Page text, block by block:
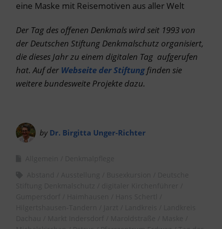
eine Maske mit Reisemotiven aus aller Welt
Der Tag des offenen Denkmals wird seit 1993 von
der Deutschen Stiftung Denkmalschutz organisiert,
die dieses Jahr zu einem digitalen Tag aufgerufen
hat. Auf der Webseite der Stiftungfinden sie
weitere bundesweite Projekte dazu.
by Dr. Birgitta Unger-Richter